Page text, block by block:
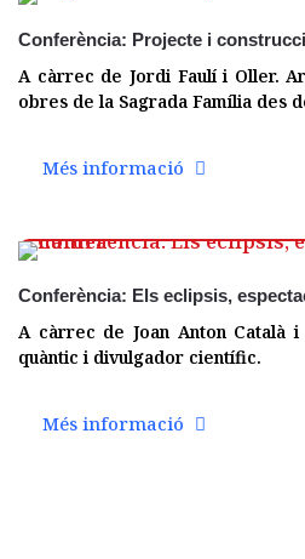
Conferència: Projecte i
A càrrec de Jordi Faulí i Oller.
obres de la Sagrada Família des
Més informació
Conferència: Els eclipsis,
A càrrec de Joan Anton Català
quàntic i divulgador científic.
Més informació